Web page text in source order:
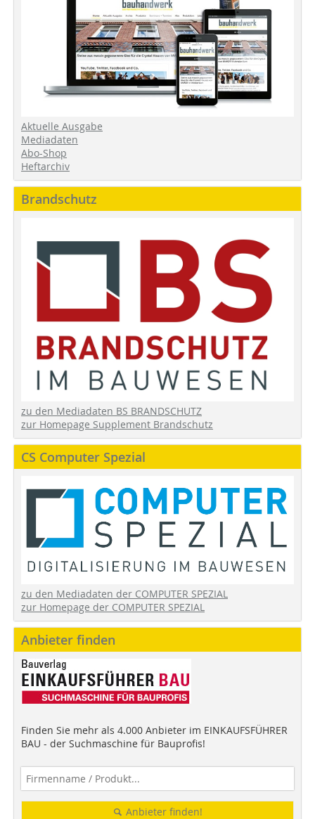
Aktuelle Ausgabe
Mediadaten
Abo-Shop
Heftarchiv
Brandschutz
zu den Mediadaten BS BRANDSCHUTZ
zur Homepage Supplement Brandschutz
CS Computer Spezial
zu den Mediadaten der COMPUTER SPEZIAL
zur Homepage der COMPUTER SPEZIAL
Anbieter finden
Finden Sie mehr als 4.000 Anbieter im EINKAUFSFÜHRER
BAU - der Suchmaschine für Bauprofis!
Anbieter finden!